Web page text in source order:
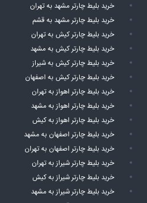
خرید بلیط چارتر مشهد به تهران
خرید بلیط چارتر مشهد به قشم
خرید بلیط چارتر کیش به تهران
خرید بلیط چارتر کیش به مشهد
خرید بلیط چارتر کیش به شیراز
خرید بلیط چارتر کیش به اصفهان
خرید بلیط چارتر اهواز به تهران
خرید بلیط چارتر اهواز به مشهد
خرید بلیط چارتر اهواز به کیش
خرید بلیط چارتر اصفهان به مشهد
خرید بلیط چارتر اصفهان به تهران
خرید بلیط چارتر شیراز به تهران
خرید بلیط چارتر شیراز به کیش
خرید بلیط چارتر شیراز به مشهد